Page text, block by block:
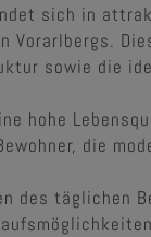
sich in
Vorarlbergs.
sowie die
hohe
die
des täglichen